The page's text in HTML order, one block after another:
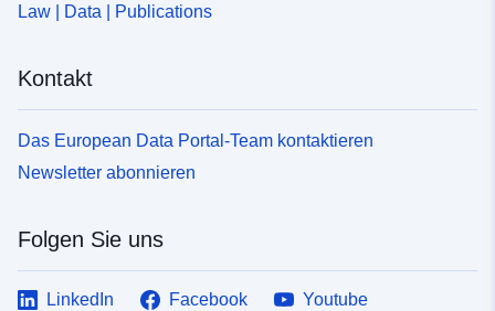
Law | Data | Publications
Kontakt
Das European Data Portal-Team kontaktieren
Newsletter abonnieren
Folgen Sie uns
LinkedIn Facebook
Youtube